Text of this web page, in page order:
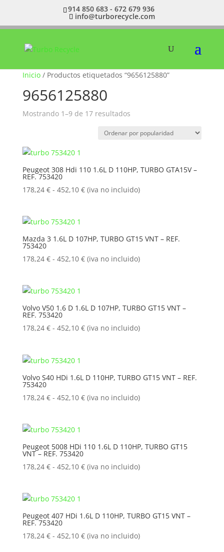
914 850 683 - 672 679 936
info@turborecycle.com
Inicio/ Productos etiquetados “9656125880”
9656125880
Mostrando 1–9 de 17 resultadosOrdenado
popularidad
Peugeot 308 Hdi 110 1.6L D 110HP, TURBO GTA15V –
REF. 753420
178,24 € - 452,10 €Rango
178,24 €
452,10 €
(iva no incluido)
Mazda 3 1.6L D 107HP, TURBO GT15 VNT – REF.
753420
178,24 € - 452,10 €Rango
178,24 €
452,10 €
(iva no incluido)
Volvo V50 1.6 D 1.6L D 107HP, TURBO GT15 VNT –
REF. 753420
178,24 € - 452,10 €Rango
178,24 €
452,10 €
(iva no incluido)
Volvo S40 HDi 1.6L D 110HP, TURBO GT15 VNT – REF.
753420
178,24 € - 452,10 €Rango
178,24 €
452,10 €
(iva no incluido)
Peugeot 5008 HDi 110 1.6L D 110HP, TURBO GT15
VNT – REF. 753420
178,24 € - 452,10 €Rango
178,24 €
452,10 €
(iva no incluido)
Peugeot 407 HDi 1.6L D 110HP, TURBO GT15 VNT –
REF. 753420
178,24 € - 452,10 €Rango
(iva no incluido)